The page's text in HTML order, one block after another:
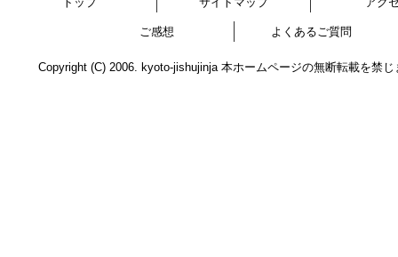
ご感想 よくあるご質問
Copyright (C) 2006. kyoto-jishujinja 本ホームページの無断転載を禁じ